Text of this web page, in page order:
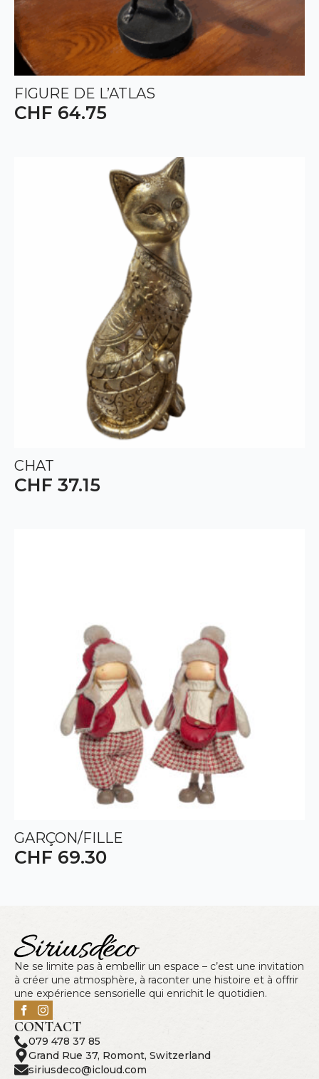
FIGURE DE L’ATLAS
CHF 64.75
CHAT
CHF 37.15
GARÇON/FILLE
CHF 69.30
Ne se limite pas à embellir un espace – c’est une invitation
à créer une atmosphère, à raconter une histoire et à offrir
une expérience sensorielle qui enrichit le quotidien.
CONTACT
079 478 37 85
Grand Rue 37, Romont, Switzerland
siriusdeco@icloud.com